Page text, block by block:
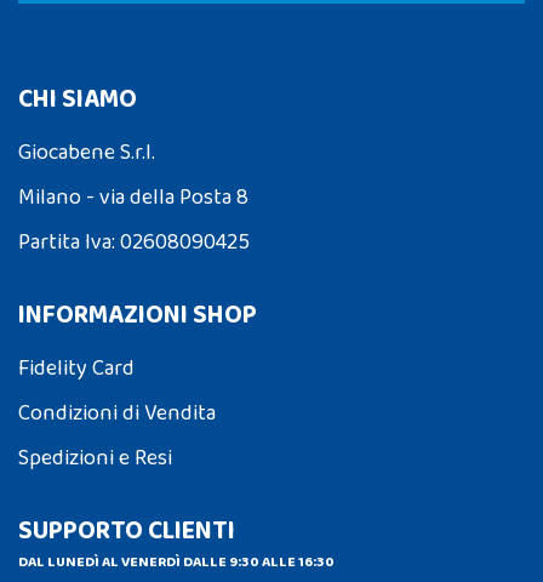
CHI SIAMO
Giocabene S.r.l.
Milano - via della Posta 8
Partita Iva: 02608090425
INFORMAZIONI SHOP
Fidelity Card
Condizioni di Vendita
Spedizioni e Resi
SUPPORTO CLIENTI
DAL LUNEDÌ AL VENERDÌ DALLE 9:30 ALLE 16:30